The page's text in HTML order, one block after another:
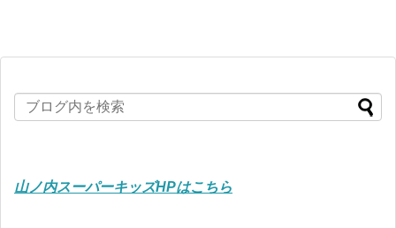
山ノ内スーパーキッズHPはこちら